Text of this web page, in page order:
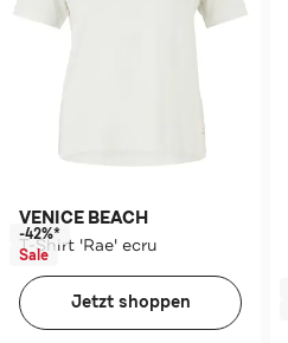
VENICE BEACH
T-Shirt 'Rae' ecru
-42%*
Sale
Jetzt shoppen